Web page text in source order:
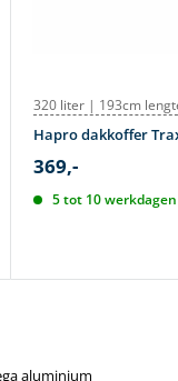
320 liter | 193cm
Hapro dakkoffer
369,-
5 tot 10
aluminium